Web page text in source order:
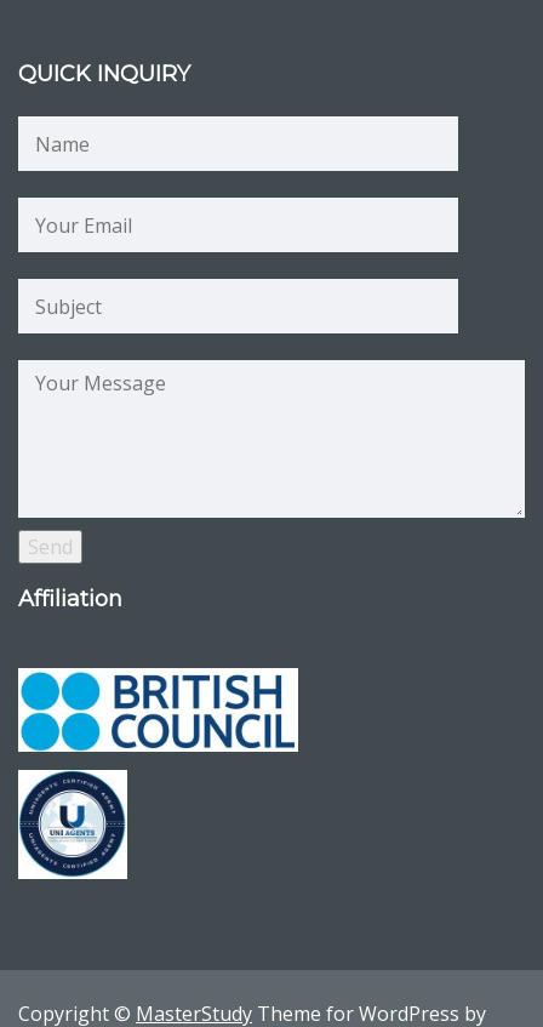
QUICK INQUIRY
Affiliation
Copyright © MasterStudy Theme for WordPress by